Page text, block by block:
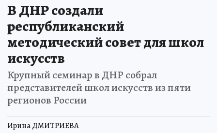
В ДНР создали
республиканский
методический совет для школ
искусств
Крупный семинар в ДНР собрал
представителей школ искусств из пяти
регионов России
Ирина ДМИТРИЕВА